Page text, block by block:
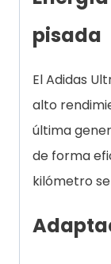
pisada
El Adidas
alto
última
de forma
kilómetro